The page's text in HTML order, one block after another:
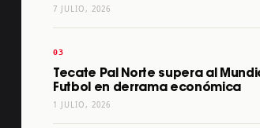
7 JULIO, 2026
Tecate Pal Norte supera al
Futbol en derrama económica
1 JULIO, 2026